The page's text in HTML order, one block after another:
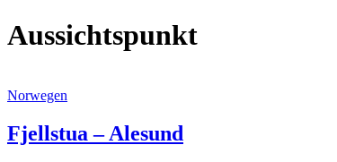
Aussichtspunkt
Norwegen
Fjellstua – Alesund